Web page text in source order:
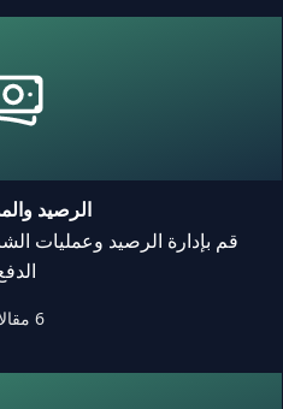
الرصيد
قم بإدارة الرصيد وعمليات
6 مقالات